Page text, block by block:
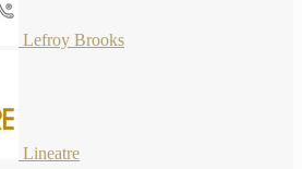
Lefroy Brooks
Lineatre